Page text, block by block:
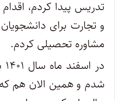
تدریس پیدا کردم،
و تجارت برای
مشاوره تحصیلی کردم.
شدم و همین الان هم